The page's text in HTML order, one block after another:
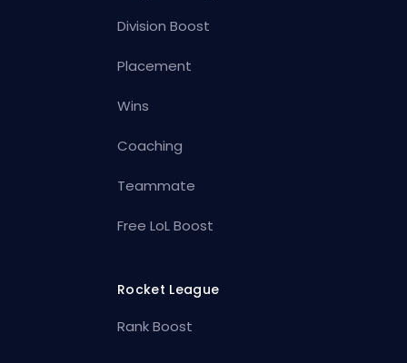
Division Boost
Placement
Wins
Coaching
Teammate
Free LoL Boost
Rocket League
Rank Boost